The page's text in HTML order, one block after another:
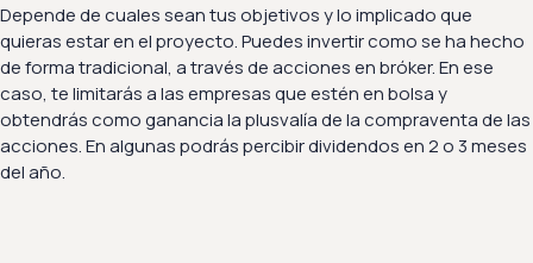
Depende de cuales sean tus objetivos y lo implicado que
quieras estar en el proyecto. Puedes invertir como se ha hecho
de forma tradicional, a través de acciones en bróker. En ese
caso, te limitarás a las empresas que estén en bolsa y
obtendrás como ganancia la plusvalía de la compraventa de las
acciones. En algunas podrás percibir dividendos en 2 o 3 meses
del año.